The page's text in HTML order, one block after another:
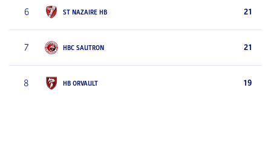
6 ST NAZAIRE HB 21
7 HBC SAUTRON 21
8 HB ORVAULT 19